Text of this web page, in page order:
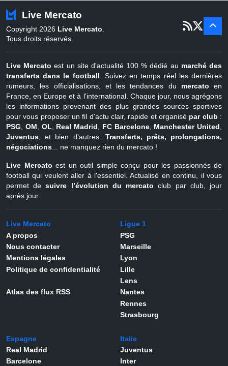
Belgique
juil - 31
Live Mercato
Copyright 2026 Live Mercato
Tous droits réservés.
Live Mercato est un site d'actualité 100 % dédié au marché des
transferts dans le football . Suivez en temps réel les dernières
rumeurs, les officialisations, et les tendances du mercato en
France, en Europe et à l'international. Chaque jour, nous agrégons
les informations provenant des plus grandes sources sportives
pour vous proposer un fil d'actu clair, rapide et organisé par club :
PSG
OM OL Real Madrid FC Barcelone, Manchester United
Juventus , et bien d'autres. Transferts, prêts, prolongations,
négociations ... ne manquez rien du mercato !
Live Mercato est un outil simple conçu pour les passionnés de
football qui veulent aller à l'essentiel. Actualisé en continu, il vous
permet desuivre l’évolution du mercato club par club, jour
après jour.
Live Mercato
A propos
Nous contacter
Mentions légales
Politique de confidentialité
Atlas des flux RSS
Ligue 1
PSG
Marseille
Lyon
Lille
Lens
Nantes
Rennes
Strasbourg
Espagne
Real Madrid
Barcelone
Italie
Juventus
Inter